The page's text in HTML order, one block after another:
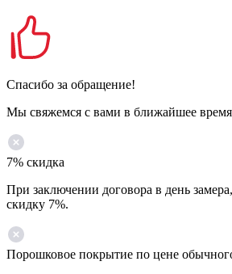
Спасибо за обращение!
Мы свяжемся с вами в ближайшее
7% скидка
При заключении договора в день
скидку 7%.
Порошковое покрытие по цене